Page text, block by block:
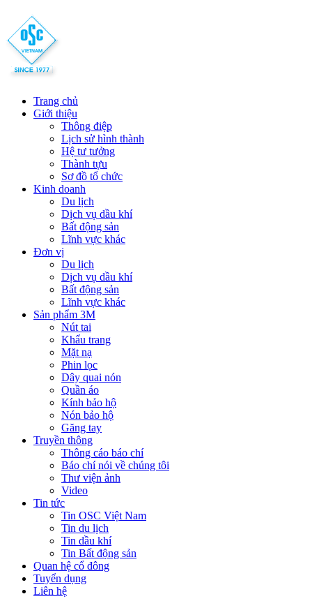
Trang chủ
Giới thiệu
Thông điệp
Lịch sử hình thành
Hệ tư tưởng
Thành tựu
Sơ đồ tổ chức
Kinh doanh
Du lịch
Dịch vụ dầu khí
Bất động sản
Lĩnh vực khác
Đơn vị
Du lịch
Dịch vụ dầu khí
Bất động sản
Lĩnh vực khác
Sản phẩm 3M
Nút tai
Khẩu trang
Mặt nạ
Phin lọc
Dây quai nón
Quần áo
Kính bảo hộ
Nón bảo hộ
Găng tay
Truyền thông
Thông cáo báo chí
Báo chí nói về chúng tôi
Thư viện ảnh
Video
Tin tức
Tin OSC Việt Nam
Tin du lịch
Tin dầu khí
Tin Bất động sản
Quan hệ cổ đông
Tuyển dụng
Liên hệ